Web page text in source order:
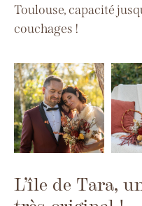
Toulouse, capacité
couchages !
L’île de Tara,